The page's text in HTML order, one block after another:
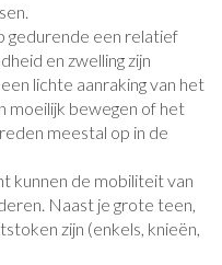
gedurende een relatief
en zwelling zijn
lichte aanraking van het
moeilijk bewegen of het
meestal op in de
kunnen de mobiliteit van
Naast je grote teen,
zijn (enkels, knieën,